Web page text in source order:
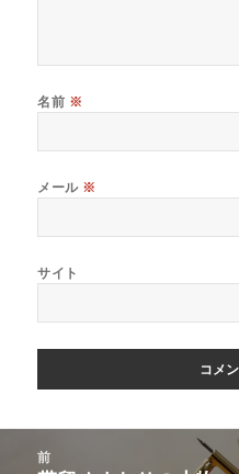
名前 ※
メール ※
サイト
前